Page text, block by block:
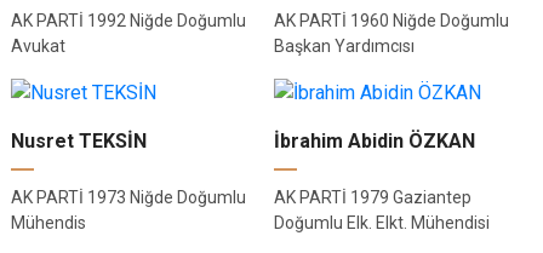
AK PARTİ 1992 Niğde Doğumlu
Avukat
AK PARTİ 1960 Niğde Doğumlu
Başkan Yardımcısı
Nusret TEKSİN
AK PARTİ 1973 Niğde Doğumlu
Mühendis
İbrahim Abidin ÖZKAN
AK PARTİ 1979 Gaziantep
Doğumlu Elk. Elkt. Mühendisi